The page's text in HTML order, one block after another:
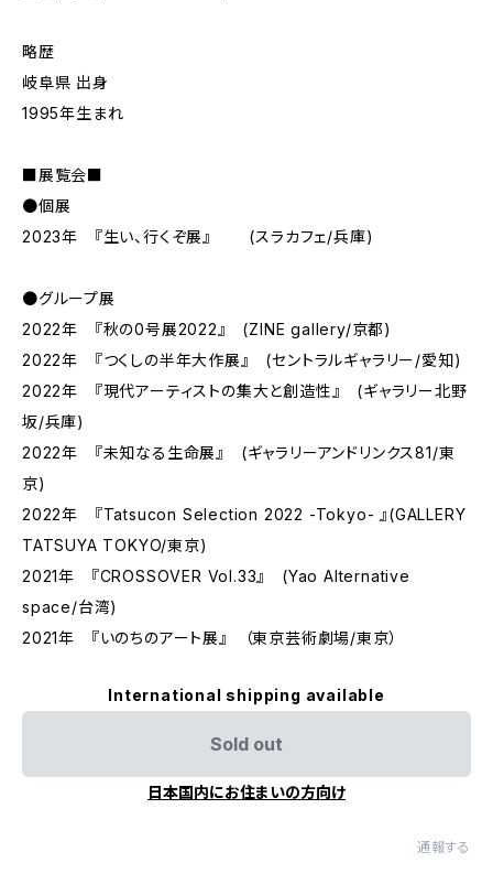
略歴
岐阜県 出身
1995年生まれ
■展覧会■
●個展
2023年 『生い、行くぞ展』 (スラカフェ/兵庫)
●グループ展
2022年 『秋の0号展2022』 (ZINE gallery/京都)
2022年 『つくしの半年大作展』 (セントラルギャラリー/愛知)
2022年 『現代アーティストの集大と創造性』 (ギャラリー北野
坂/兵庫)
2022年 『未知なる生命展』 (ギャラリーアンドリンクス81/東
京)
2022年 『Tatsucon Selection 2022 -Tokyo- 』(GALLERY
TATSUYA TOKYO/東京)
2021年 『CROSSOVER Vol.33』 (Yao Alternative
space/台湾)
2021年 『いのちのアート展』 （東京芸術劇場/東京）
International shipping available
Sold out
日本国内にお住まいの方向け
通報する